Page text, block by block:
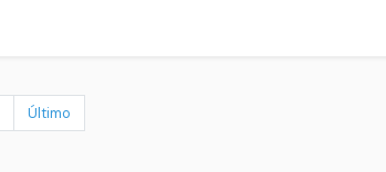
Último